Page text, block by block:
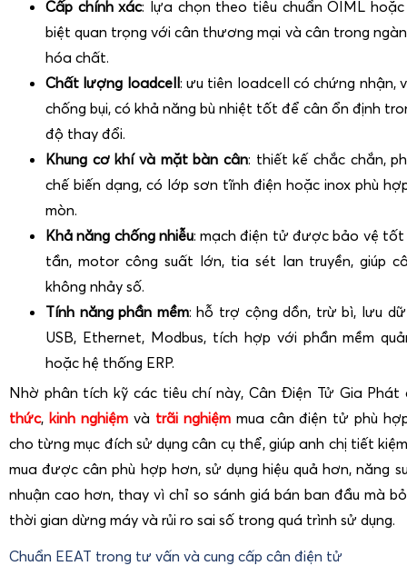
Cấp chính xác: lựa chọn theo tiêu chuẩn OIML
biệt quan trọng với cân thương mại và cân trong
hóa chất.
Chất lượng loadcell: ưu tiên loadcell có chứng nhận,
chống bụi, có khả năng bù nhiệt tốt để cân ổn định
độ thay đổi.
Khung cơ khí và mặt bàn cân: thiết kế chắc chắn,
chế biến dạng, có lớp sơn tĩnh điện hoặc inox phù
mòn.
Khả năng chống nhiễu: mạch điện tử được bảo vệ
tần, motor công suất lớn, tia sét lan truyền, giúp
không nhảy số.
Tính năng phần mềm: hỗ trợ cộng dồn, trừ bì, lưu dữ
USB, Ethernet, Modbus, tích hợp với phần mềm
hoặc hệ thống ERP.
Nhờ phân tích kỹ các tiêu chí này, Cân Điện Tử Gia
thức, kinh nghiệmvà trãi nghiệmmua cân điện tử phù
cho từng mục đích sử dụng cân cụ thể, giúp anh chị tiết
mua được cân phù hợp hơn, sử dụng hiệu quả hơn, năng
nhuận cao hơn, thay vì chỉ so sánh giá bán ban đầu mà
thời gian dừng máy và rủi ro sai số trong quá trình sử dụng.
Chuẩn EEAT trong tư vấn và cung cấp cân điện tử